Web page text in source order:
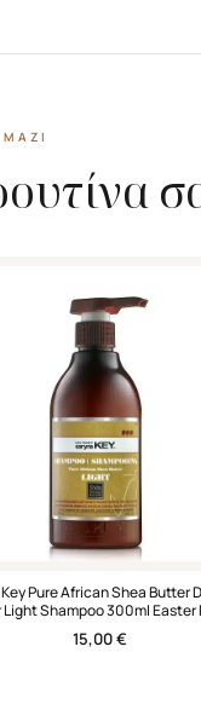
Pure African Shea Butter
Light Shampoo 300ml Easter
2026
15,00€